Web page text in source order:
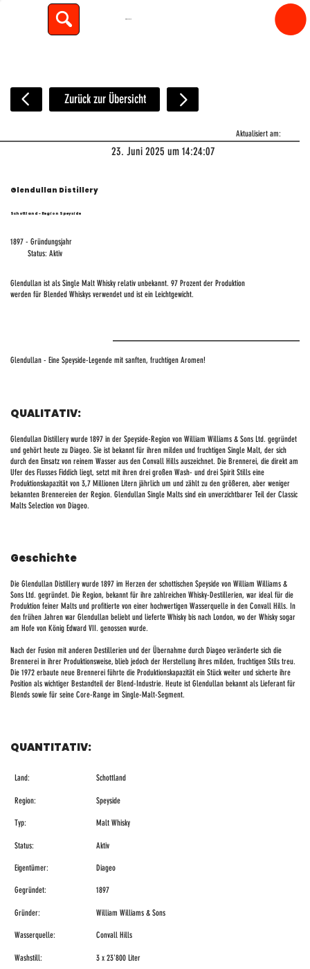
spiritfly
Zurück zur Übersicht
Aktualisiert am:
23. Juni 2025 um 14:24:07
Glendullan Distillery
Schottland - Region Speyside
1897 - Gründungsjahr
Status: Aktiv
Glendullan ist als Single Malt Whisky relativ unbekannt. 97 Prozent der Produktion
werden für Blended Whiskys verwendet und ist ein Leichtgewicht.
Glendullan - Eine Speyside-Legende mit sanften, fruchtigen Aromen!
QUANTITATIV:
QUALITATIV:
Land:
Region:
Typ:
Status:
Eigentümer:
Gegründet:
Gründer:
Wasserquelle:
Washstill:
Schottland
Speyside
Malt Whisky
Aktiv
Diageo
1897
William Williams & Sons
Convall Hills
3 x 23'800 Liter
Glendullan Distillery wurde 1897 in der Speyside-Region von William Williams & Sons Ltd. gegründet
und gehört heute zu Diageo. Sie ist bekannt für ihren milden und fruchtigen Single Malt, der sich
durch den Einsatz von reinem Wasser aus den Convall Hills auszeichnet. Die Brennerei, die direkt am
Ufer des Flusses Fiddich liegt, setzt mit ihren drei großen Wash- und drei Spirit Stills eine
Produktionskapazität von 3,7 Millionen Litern jährlich um und zählt zu den größeren, aber weniger
bekannten Brennereien der Region. Glendullan Single Malts sind ein unverzichtbarer Teil der Classic
Malts Selection von Diageo.
Geschichte
Die Glendullan Distillery wurde 1897 im Herzen der schottischen Speyside von William Williams &
Sons Ltd. gegründet. Die Region, bekannt für ihre zahlreichen Whisky-Destillerien, war ideal für die
Produktion feiner Malts und profitierte von einer hochwertigen Wasserquelle in den Convall Hills. In
den frühen Jahren war Glendullan beliebt und lieferte Whisky bis nach London, wo der Whisky sogar
am Hofe von König Edward VII. genossen wurde.
Nach der Fusion mit anderen Destillerien und der Übernahme durch Diageo veränderte sich die
Brennerei in ihrer Produktionsweise, blieb jedoch der Herstellung ihres milden, fruchtigen Stils treu.
Die 1972 erbaute neue Brennerei führte die Produktionskapazität ein Stück weiter und sicherte ihre
Position als wichtiger Bestandteil der Blend-Industrie. Heute ist Glendullan bekannt als Lieferant für
Blends sowie für seine Core-Range im Single-Malt-Segment.